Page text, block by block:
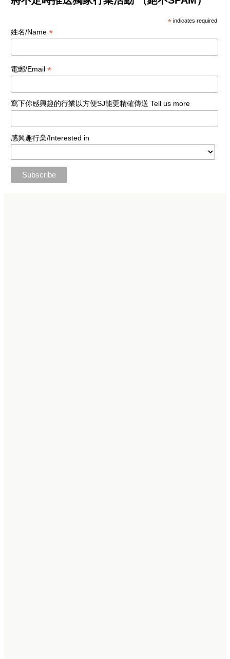
* indicates required
姓名/Name *
電郵/Email *
寫下你感興趣的行業以方便SJ能更精確傳送 Tell us more
感興趣行業/Interested in